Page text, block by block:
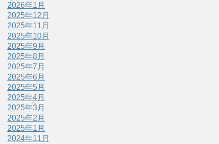
2026年1月
2025年12月
2025年11月
2025年10月
2025年9月
2025年8月
2025年7月
2025年6月
2025年5月
2025年4月
2025年3月
2025年2月
2025年1月
2024年11月